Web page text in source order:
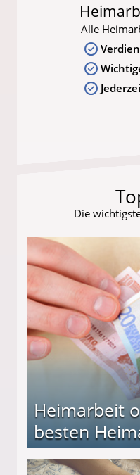
Alle
Die
Heimarbeit
besten